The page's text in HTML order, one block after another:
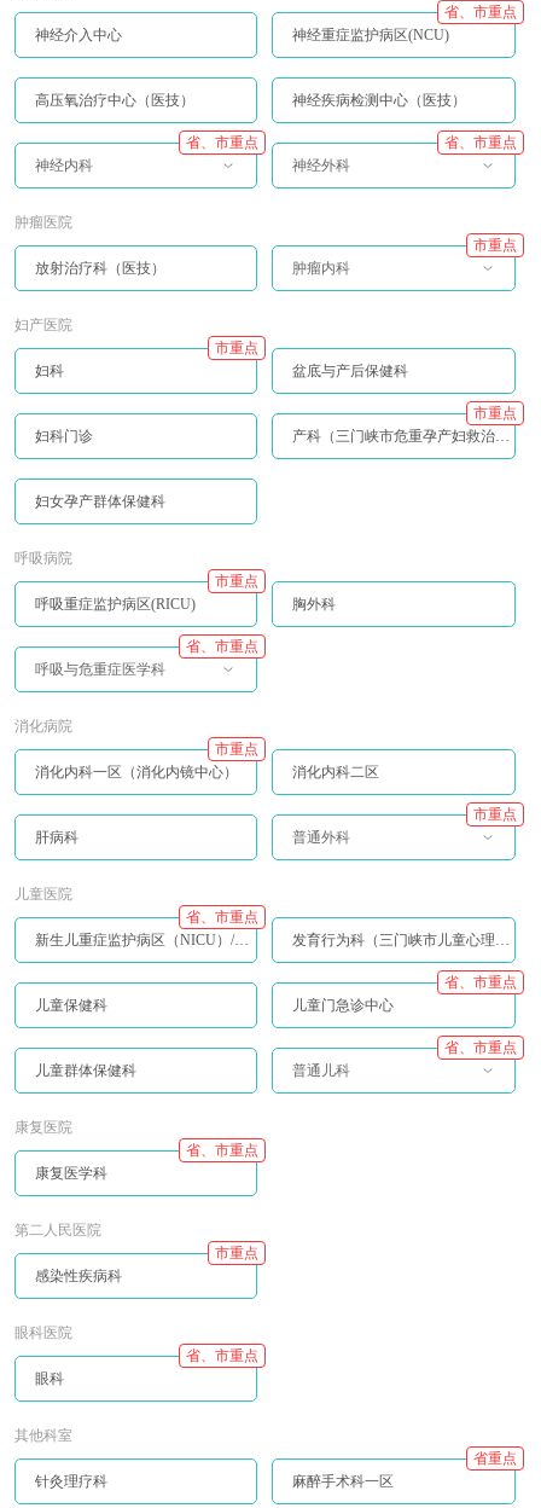
神经介入中心 神经重症监护病区(NCU)
省、市重点
高压氧治疗中心（医技） 神经疾病检测中心（医技）
神经内科
省、市重点
神经外科
省、市重点
肿瘤医院
放射治疗科（医技） 肿瘤内科
市重点
妇产医院
妇科
市重点
盆底与产后保健科
妇科门诊 产科（三门峡市危重孕产妇救治中心）
市重点
妇女孕产群体保健科
呼吸病院
呼吸重症监护病区(RICU)
市重点
胸外科
呼吸与危重症医学科
省、市重点
消化病院
消化内科一区（消化内镜中心）
市重点
消化内科二区
肝病科 普通外科
市重点
儿童医院
新生儿重症监护病区（NICU）/儿童重症监护病区（PICU）
省、市重点
发育行为科（三门峡市儿童心理行为中心）
儿童保健科 儿童门急诊中心
省、市重点
儿童群体保健科 普通儿科
省、市重点
康复医院
康复医学科
省、市重点
第二人民医院
感染性疾病科
市重点
眼科医院
眼科
省、市重点
其他科室
针灸理疗科 麻醉手术科一区
省重点